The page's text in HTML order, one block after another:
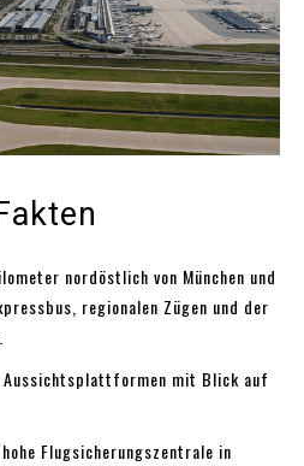
nordöstlich von München und
regionalen Zügen und der
mit Blick auf
Flugsicherungszentrale in